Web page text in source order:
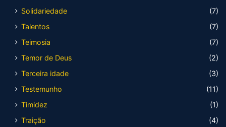
Solidariedade
(7)
Talentos
(7)
Teimosia
(7)
Temor de Deus
(2)
Terceira idade
(3)
Testemunho
(11)
Timidez
(1)
Traição
(4)